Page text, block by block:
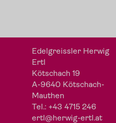
Login
Edelgreissler Herwig
Ertl
Kötschach 19
A-9640 Kötschach-
Mauthen
Tel.: +43 4715 246
ertl@herwig-ertl.at